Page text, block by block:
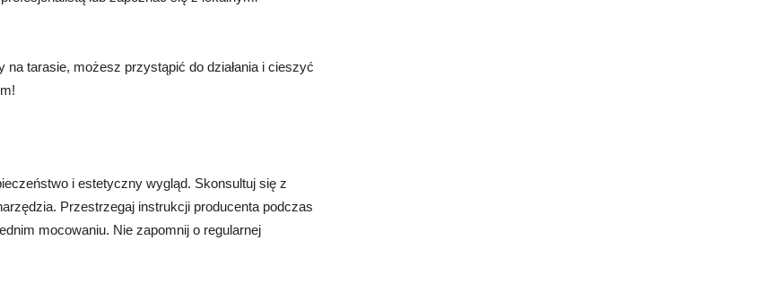
tarasie, możesz przystąpić do działania i cieszyć
i estetyczny wygląd. Skonsultuj się z
Przestrzegaj instrukcji producenta podczas
mocowaniu. Nie zapomnij o regularnej